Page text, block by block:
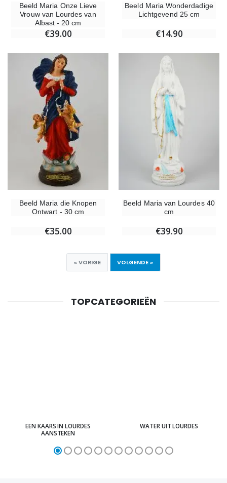
Beeld Maria Onze Lieve
Vrouw van Lourdes van
Albast - 20 cm
€39.00
Beeld Maria Wonderdadige
Lichtgevend 25 cm
€14.90
Beeld Maria die Knopen
Ontwart - 30 cm
€35.00
Beeld Maria van Lourdes 40
cm
€39.90
« VORIGE VOLGENDE »
TOPCATEGORIEËN
EEN KAARS IN LOURDES
AANSTEKEN
WATER UIT LOURDES